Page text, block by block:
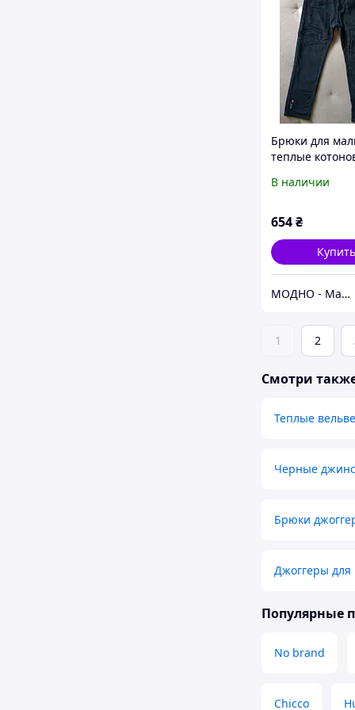
Брюки для
теплые
В наличии
654₴
Купить
МОДНО - Магазин детской и женской одежды и обуви
1 2
Смотри
Теплые
Черные
Брюки
Джоггеры для
Популярные
No brand
Chicco